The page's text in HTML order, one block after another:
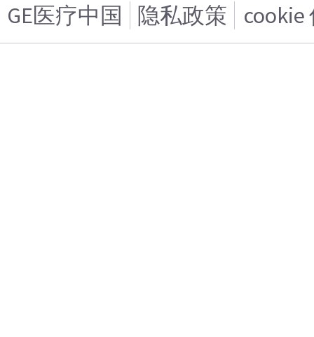
GE医疗中国 隐私政策 cookie